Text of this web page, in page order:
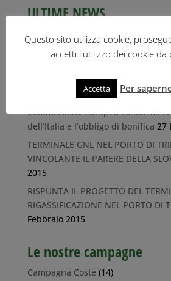
ULTIME NEWS
IL RISCHIO DELL’IDROGENO NEL
26 Ottobre 2023
1 Ottobre 2019
Discarica Marina di Porto San
Commissione Europea conferma
dell’Italia e l’obbligo di bonifica 27
TERMINALE GNL NEL PORTO DI
VINCOLANTE IL PARERE DELLA
2015
RISPUNTA IL PROGETTO DEL
RIGASSIFICAZIONE NEL PORTO DI
Febbraio 2015
Le nostre campagne
Campagna Coste (14)
Questo sito utilizza cookie,
accetti l'utilizzo dei cookie
Accetta Per